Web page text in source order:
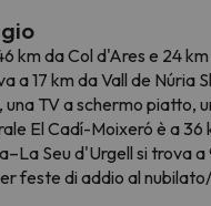
km da Col d'Ares e 24
a 17 km da Vall de
una TV a schermo
El Cadí-Moixeró è a
Seu d'Urgell si trova
feste di addio al